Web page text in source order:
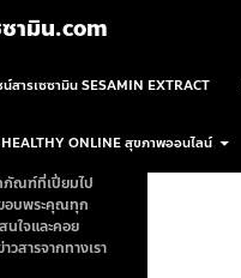
ามิน.com
น์สารเซซามิน SESAMIN EXTRACT
HEALTHY ONLINE สุขภาพออนไลน์
ภัณฑ์ที่เปี่ยมไป
บพระคุณทุก
นใจและคอย
สารจากทางเรา